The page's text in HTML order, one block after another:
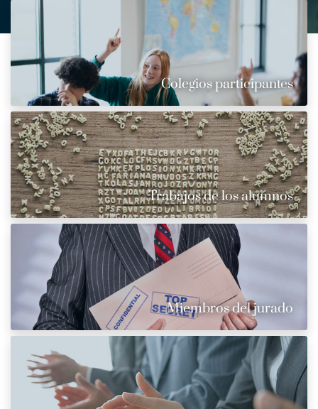
Colegios participantes
Trabajos de los alumnos
Miembros del jurado